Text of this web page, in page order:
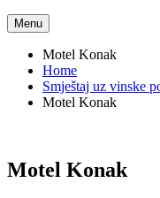
Menu
Motel Konak
Home
Smještaj uz vinske
Motel Konak
Motel Konak